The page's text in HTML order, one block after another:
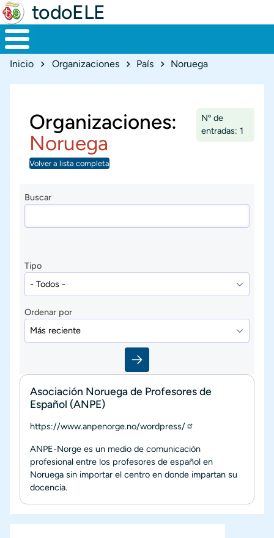
todoELE
Ruta de navegación
Inicio Organizaciones País Noruega
Organizaciones:
Noruega
Nº de
entradas: 1
Volver a lista completa
Buscar
Tipo
Ordenar por
Asociación Noruega de Profesores de
Español (ANPE)
https://www.anpenorge.no/wordpress/
ANPE-Norge es un medio de comunicación
profesional entre los profesores de español en
Noruega sin importar el centro en donde impartan su
docencia.